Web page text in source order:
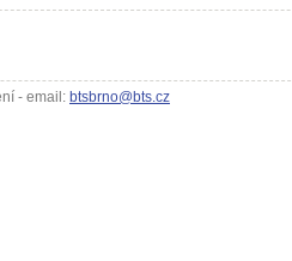
- email: btsbrno@bts.cz